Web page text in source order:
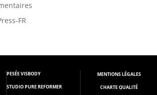
FR
PESÉE VISBODY
STUDIO PURE REFORMER
MENTIONS LÉGALES
CHARTE QUALITÉ